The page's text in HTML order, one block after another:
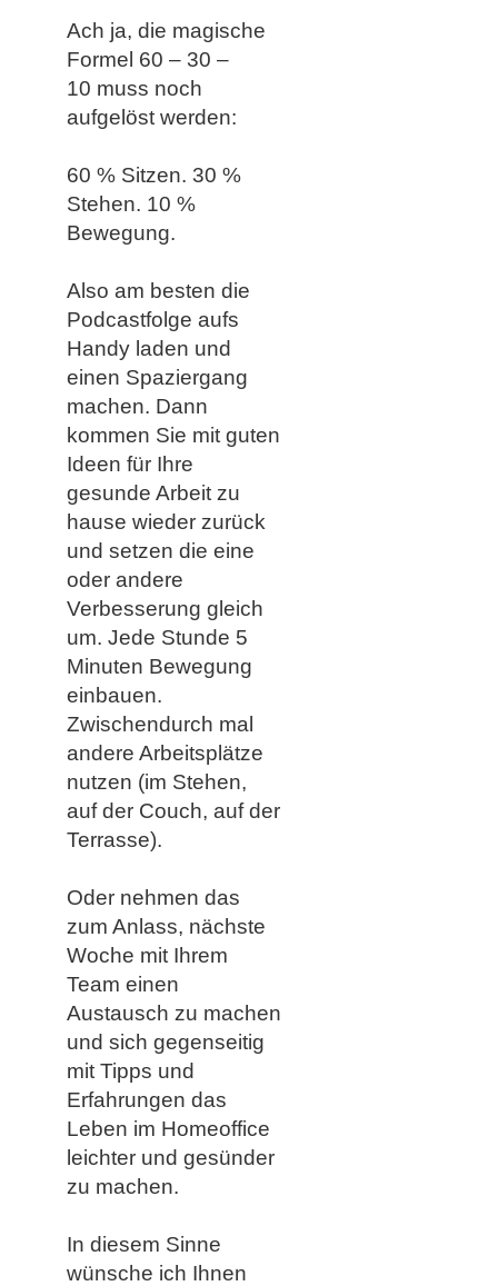
Ach ja, die magische
Formel 60 – 30 –
10 muss noch
aufgelöst werden:
​60 % Sitzen. 30 %
Stehen. 10 %
Bewegung.
Also am besten ​die
Podcastfolge aufs
Handy laden und
einen Spaziergang
machen. Dann
kommen Sie mit guten
Ideen für Ihre
gesunde Arbeit zu
hause wieder zurück
und setzen die eine
oder andere
Verbesserung gleich
um. Jede Stunde 5
Minuten Bewegung
einbauen.
Zwischendurch mal
andere Arbeitsplätze
nutzen (im Stehen,
auf der Couch, auf der
Terrasse).
​Oder nehmen das
zum Anlass, nächste
Woche mit Ihrem
Team einen
Austausch zu machen
und sich gegenseitig
mit Tipps und
Erfahrungen das
Leben im Homeoffice
leichter und gesünder
zu machen. ​
In diesem Sinne
wünsche ich Ihnen